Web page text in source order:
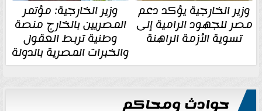
وزير الخارجية يؤكد دعم
مصر للجهود الرامية إلى
تسوية الأزمة الراهنة
وزير الخارجية: مؤتمر
المصريين بالخارج منصة
وطنية تربط العقول
والخبرات المصرية بالدولة
حوادث ومحاكم